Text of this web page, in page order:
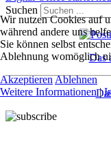
Suchen
Das
Wir nutzen Cookies auf
während andere uns
Sie können selbst
Ablehnung womöglich
AkzeptierenAblehnen
Weitere Informationen|